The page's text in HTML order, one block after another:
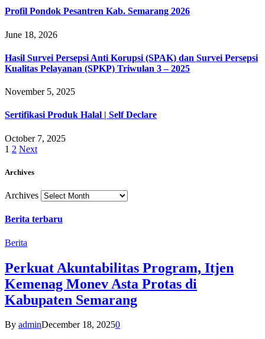
Profil Pondok Pesantren Kab. Semarang 2026
June 18, 2026
Hasil Survei Persepsi Anti Korupsi (SPAK) dan Survei Persepsi
Kualitas Pelayanan (SPKP) Triwulan 3 – 2025
November 5, 2025
Sertifikasi Produk Halal | Self Declare
October 7, 2025
1 2 Next
Archives
Archives
Berita terbaru
Berita
Perkuat Akuntabilitas Program, Itjen
Kemenag Monev Asta Protas di
Kabupaten Semarang
By adminDecember 18, 20250